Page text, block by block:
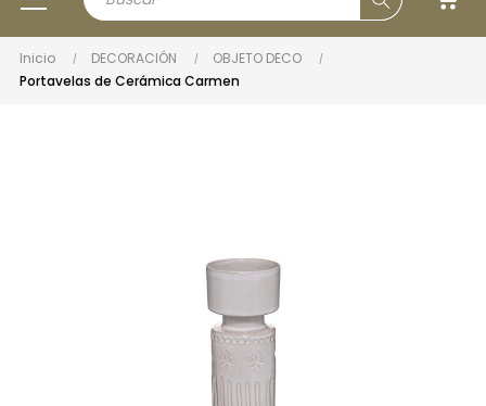
Inicio DECORACIÓN
OBJETO DECO
Portavelas de Cerámica Carmen